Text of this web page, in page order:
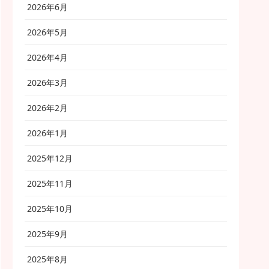
2026年6月
2026年5月
2026年4月
2026年3月
2026年2月
2026年1月
2025年12月
2025年11月
2025年10月
2025年9月
2025年8月